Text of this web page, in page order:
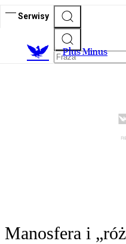
Serwisy
Plus Minus
Manosfera i